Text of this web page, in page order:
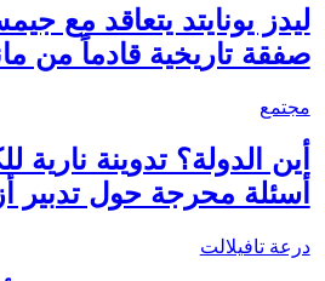
ليدز يونايتد يتعاقد مع
صفقة تاريخية قادماً من
مجتمع
أين الدولة؟ تدوينة نارية
أسئلة محرجة حول تدبير
درعة تافيلالت